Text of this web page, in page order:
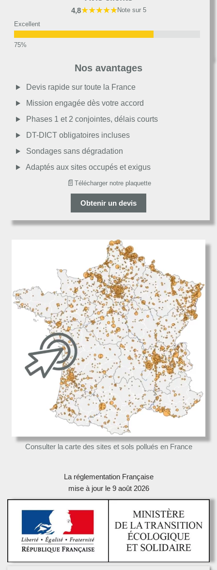
4,8★★★★★Note sur 5
Excellent
Moyen
Passable
Décevant
Nos avantages
Devis rapide sur toute la France
Mission engagée dès votre accord
Phases 1 et 2 conjointes, délais courts
DT-DICT obligatoires incluses
Sondages sans dégradation
Adaptés aux sites occupés et exigus
📄 Télécharger notre plaquette
Obtenir un devis
Consulter la carte des sites et sols pollués en France
La réglementation Française
mise à jour le 9 août 2026